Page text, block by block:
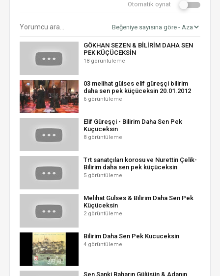
Otomatik oynat
GÖKHAN SEZEN & BİLİRİM DAHA SEN
PEK KÜÇÜCEKSİN
18 görüntüleme
03 melihat gülses elif güreşçi bilirim
daha sen pek küçüceksin 20.01.2012
6 görüntüleme
Elif Güreşçi - Bilirim Daha Sen Pek
Küçüceksin
8 görüntüleme
Trt sanatçıları korosu ve Nurettin Çelik-
Bilirim daha sen pek küçüceksin
5 görüntüleme
Melihat Gülses & Bilirim Daha Sen Pek
Küçüceksin
2 görüntüleme
Bilirim Daha Sen Pek Kucuceksin
4 görüntüleme
Sen Sanki Baharın Gülüsün & Adanın